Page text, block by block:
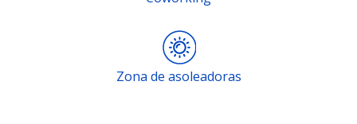
Zona de asoleadoras